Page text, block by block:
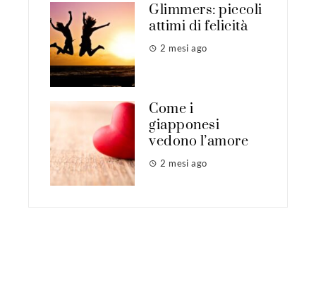
Glimmers: piccoli
attimi di felicità
2 mesi ago
Come i
giapponesi
vedono l’amore
2 mesi ago